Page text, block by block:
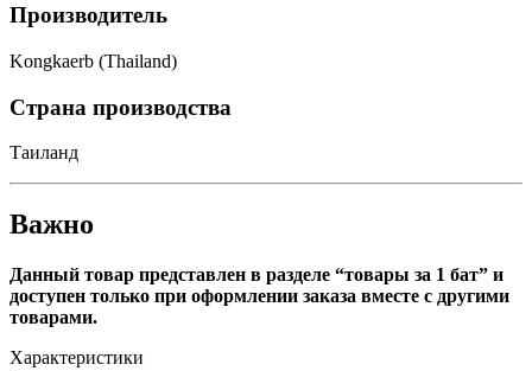
Производитель
Kongkaerb (Thailand)
Страна производства
Таиланд
Важно
Данный товар представлен в разделе “товары за 1 бат” и
доступен только при оформлении заказа вместе с другими
товарами.
Характеристики